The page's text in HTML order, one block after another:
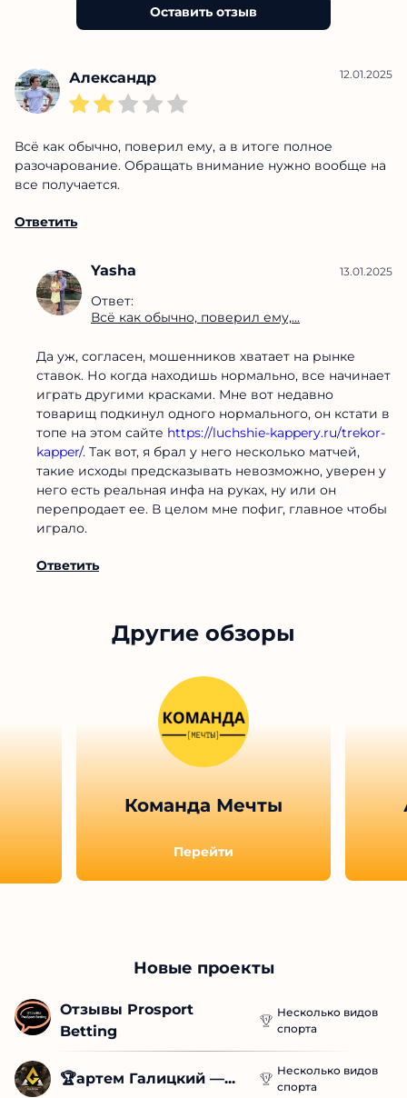
Оставить отзыв
Александр 12.01.2025
Всё как обычно, поверил ему, а в итоге полное
разочарование. Обращать внимание нужно вообще на
все получается.
Ответить
Yasha
Ответ:
Всё как обычно, поверил ему,...
13.01.2025
Да уж, согласен, мошенников хватает на рынке
ставок. Но когда находишь нормально, все начинает
играть другими красками. Мне вот недавно
товарищ подкинул одного нормального, он кстати в
топе на этом сайте https://luchshie-kappery.ru/trekor-
kapper/. Так вот, я брал у него несколько матчей,
такие исходы предсказывать невозможно, уверен у
него есть реальная инфа на руках, ну или он
перепродает ее. В целом мне пофиг, главное чтобы
играло.
Ответить
Другие обзоры
Команда Мечты
Перейти
Новые проекты
Отзывы Prosport
Betting
Несколько видов
спорта
🏆артем Галицкий —...
Несколько видов
спорта